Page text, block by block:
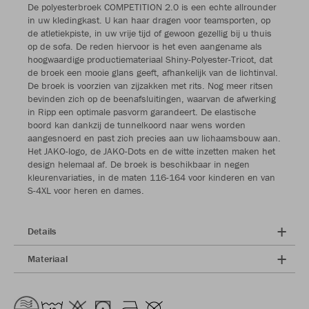
De polyesterbroek COMPETITION 2.0 is een echte allrounder
in uw kledingkast. U kan haar dragen voor teamsporten, op
de atletiekpiste, in uw vrije tijd of gewoon gezellig bij u thuis
op de sofa. De reden hiervoor is het even aangename als
hoogwaardige productiemateriaal Shiny-Polyester-Tricot, dat
de broek een mooie glans geeft, afhankelijk van de lichtinval.
De broek is voorzien van zijzakken met rits. Nog meer ritsen
bevinden zich op de beenafsluitingen, waarvan de afwerking
in Ripp een optimale pasvorm garandeert. De elastische
boord kan dankzij de tunnelkoord naar wens worden
aangesnoerd en past zich precies aan uw lichaamsbouw aan.
Het JAKO-logo, de JAKO-Dots en de witte inzetten maken het
design helemaal af. De broek is beschikbaar in negen
kleurenvariaties, in de maten 116-164 voor kinderen en van
S-4XL voor heren en dames.
Details
Materiaal